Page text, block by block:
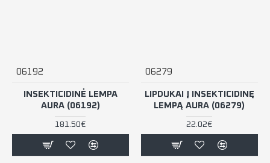
06192
INSEKTICIDINĖ LEMPA
AURA (06192)
181.50€
06279
LIPDUKAI Į INSEKTICIDINĘ
LEMPĄ AURA (06279)
22.02€